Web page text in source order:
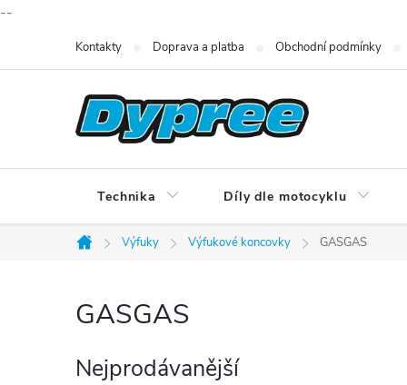
--
Kontakty Doprava a platba Obchodní podmínky
Technika Díly dle motocyklu
Domů
Výfuky Výfukové koncovky GASGAS
GASGAS
Nejprodávanější